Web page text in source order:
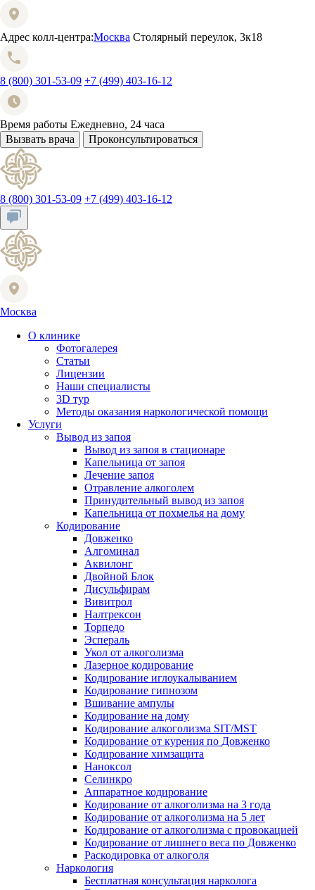
Адрес колл-центра:Москва Столярный переулок, 3к18
8 (800) 301-53-09 +7 (499) 403-16-12
Время работы Ежедневно, 24 часа
Вызвать врача
Проконсультироваться
8 (800) 301-53-09 +7 (499) 403-16-12
Москва
О клинике
Фотогалерея
Статьи
Лицензии
Наши специалисты
3D тур
Методы оказания наркологической помощи
Услуги
Вывод из запоя
Вывод из запоя в стационаре
Капельница от запоя
Лечение запоя
Отравление алкоголем
Принудительный вывод из запоя
Капельница от похмелья на дому
Кодирование
Довженко
Алгоминал
Аквилонг
Двойной Блок
Дисульфирам
Вивитрол
Налтрексон
Торпедо
Эспераль
Укол от алкоголизма
Лазерное кодирование
Кодирование иглоукалыванием
Кодирование гипнозом
Вшивание ампулы
Кодирование на дому
Кодирование алкоголизма SIT/MST
Кодирование от курения по Довженко
Кодирование химзащита
Наноксол
Селинкро
Аппаратное кодирование
Кодирование от алкоголизма на 3 года
Кодирование от алкоголизма на 5 лет
Кодирование от алкоголизма с провокацией
Кодирование от лишнего веса по Довженко
Раскодировка от алкоголя
Наркология
Бесплатная консультация нарколога